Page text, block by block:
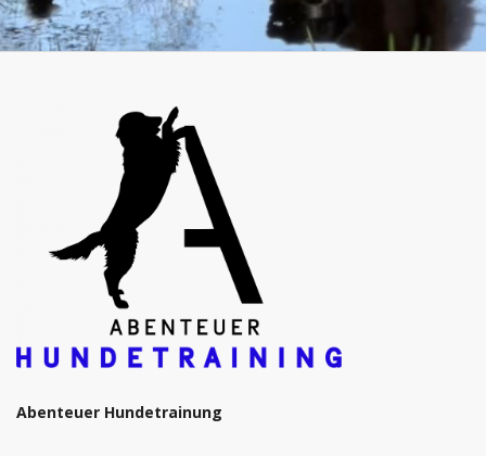
Abenteuer Hundetrainung